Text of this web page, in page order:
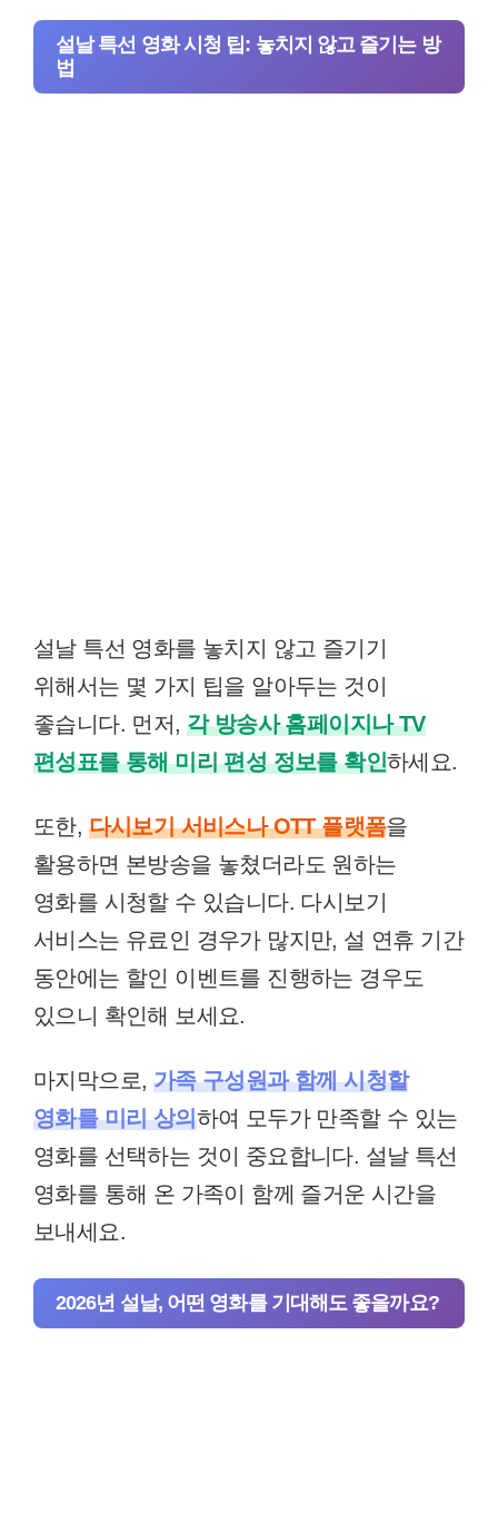
설날 특선 영화 시청 팁: 놓치지 않고 즐기는 방
법
설날 특선 영화를 놓치지 않고 즐기기
위해서는 몇 가지 팁을 알아두는 것이
좋습니다. 먼저, 각 방송사 홈페이지나 TV
편성표를 통해 미리 편성 정보를 확인하세요.
또한, 다시보기 서비스나 OTT 플랫폼을
활용하면 본방송을 놓쳤더라도 원하는
영화를 시청할 수 있습니다. 다시보기
서비스는 유료인 경우가 많지만, 설 연휴 기간
동안에는 할인 이벤트를 진행하는 경우도
있으니 확인해 보세요.
마지막으로, 가족 구성원과 함께 시청할
영화를 미리 상의하여 모두가 만족할 수 있는
영화를 선택하는 것이 중요합니다. 설날 특선
영화를 통해 온 가족이 함께 즐거운 시간을
보내세요.
2026년 설날, 어떤 영화를 기대해도 좋을까요?